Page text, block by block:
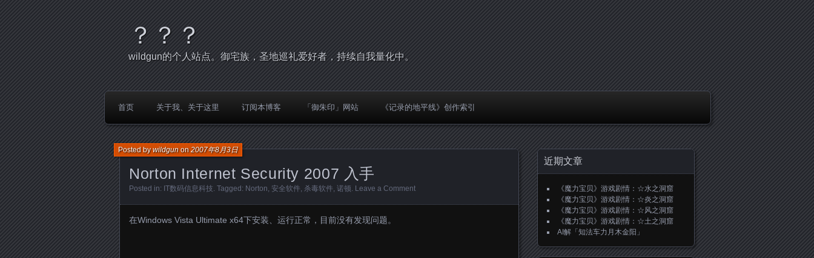
？？？
wildgun的个人站点。御宅族，圣地巡礼爱好者，持续自我量化中。
首页 关于我、关于这里 订阅本博客 「御朱印」网站 《记录的地平线》创作索引
Norton Internet Security 2007 入手
Posted bywildgunon2007年8月3日
Posted in: IT数码信息科技. Tagged: Norton, 安全软件, 杀毒软件, 诺顿. Leave a Comment
在Windows Vista Ultimate x64下安装、运行正常，目前没有发现问题。
近期文章
《魔力宝贝》游戏剧情：☆水之洞窟
《魔力宝贝》游戏剧情：☆炎之洞窟
《魔力宝贝》游戏剧情：☆风之洞窟
《魔力宝贝》游戏剧情：☆土之洞窟
AI解「知法车力月木金阳」